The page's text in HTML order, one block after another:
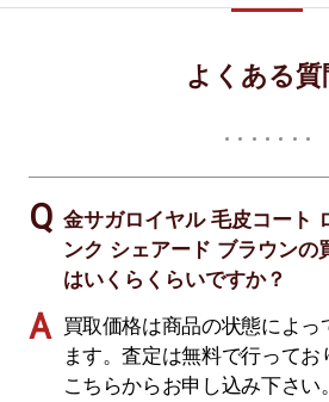
よくある質
金サガロイヤル 毛皮コート
ンク シェアード ブラウンの
はいくらくらいですか？
買取価格は商品の状態によっ
ます。査定は無料で行ってお
こちらからお申し込み下さい。